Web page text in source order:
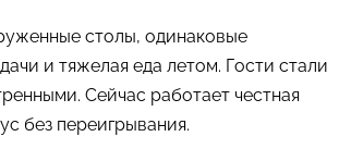
столы, одинаковые
и тяжелая еда летом. Гости стали
Сейчас работает честная
без переигрывания.